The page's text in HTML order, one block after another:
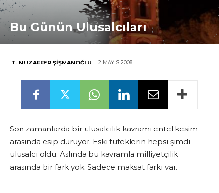
Bu Günün Ulusalcıları
T. MUZAFFER ŞIŞMANOĞLU 2 MAYIS 2008
Son zamanlarda bir ulusalcılık kavramı entel kesim
arasında esip duruyor. Eski tüfeklerin hepsi şimdi
ulusalcı oldu. Aslında bu kavramla milliyetçilik
arasında bir fark yok. Sadece maksat farkı var.